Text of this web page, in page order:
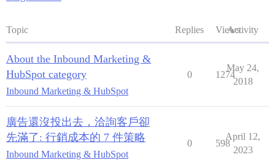
Topic Replies ViewsActivity
About the Inbound Marketing &
HubSpot category
Inbound Marketing & HubSpot
0 1274
May 24,
2018
廣告還沒投出去，洽詢客戶卻
先滿了: 行銷成本的 7 件策略
Inbound Marketing & HubSpot
0 598
April 12,
2023